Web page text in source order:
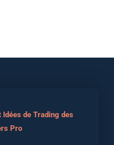
de Trading des
Pro